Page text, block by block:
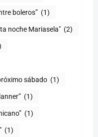
boleros” (1)
noche Mariasela" (2)
sábado (1)
(1)
(1)
(1)